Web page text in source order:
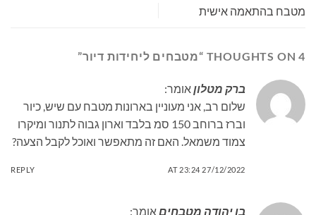
מטבח בהתאמה אישית
4 THOUGHTS ON “ מטבחים ליחידות דיור”
ברק מטלוןאומר:
שלום רב, אני מעוניין בארונות מטבח עם שיש, כיור
וברז ברוחב 150 סמ בלבד וארון גבוה לתנור ומיקרו
צמוד משמאל. האם זה מתאפשר ואוכל לקבל הצעה?
27/12/2022 AT 23:24
REPLY
בן יהודה מטבחים אומר: